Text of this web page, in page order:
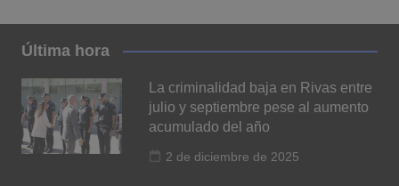
Última hora
La criminalidad baja en Rivas entre
julio y septiembre pese al aumento
acumulado del año
2 de diciembre de 2025